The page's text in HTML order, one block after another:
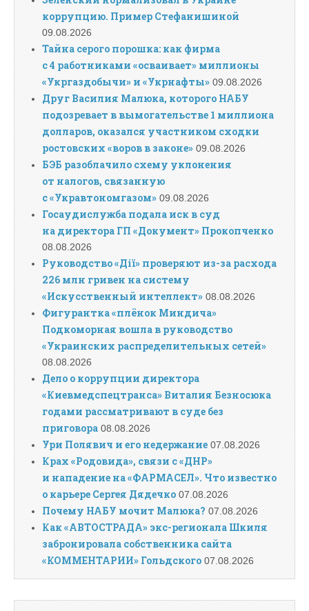
коррупцию. Пример Стефанишиной
09.08.2026
Тайна серого порошка: как фирма
с 4 работниками «осваивает» миллионы
«Укргаздобычи» и «Укрнафты» 09.08.2026
Друг Василия Малюка, которого НАБУ
подозревает в вымогательстве 1 миллиона
долларов, оказался участником сходки
ростовских «воров в законе» 09.08.2026
БЭБ разоблачило схему уклонения
от налогов, связанную
с «Укравтономгазом» 09.08.2026
Госаудислужба подала иск в суд
на директора ГП «Документ» Прокопченко
08.08.2026
Руководство «Дії» проверяют из-за расхода
226 млн гривен на систему
«Искусственный интеллект» 08.08.2026
Фигурантка «плёнок Миндича»
Подкоморная вошла в руководство
«Украинских распределительных сетей»
08.08.2026
Дело о коррупции директора
«Киевмедспецтранса» Виталия Безносюка
годами рассматривают в суде без
приговора 08.08.2026
Ури Полявич и его недержание 07.08.2026
Крах «Родовида», связи с «ДНР»
и нападение на «ФАРМАСЕЛ». Что известно
о карьере Сергея Дядечко 07.08.2026
Почему НАБУ мочит Малюка? 07.08.2026
Как «АВТОСТРАДА» экс-регионала Шкиля
забронировала собственника сайта
«КОММЕНТАРИИ» Гольдского 07.08.2026